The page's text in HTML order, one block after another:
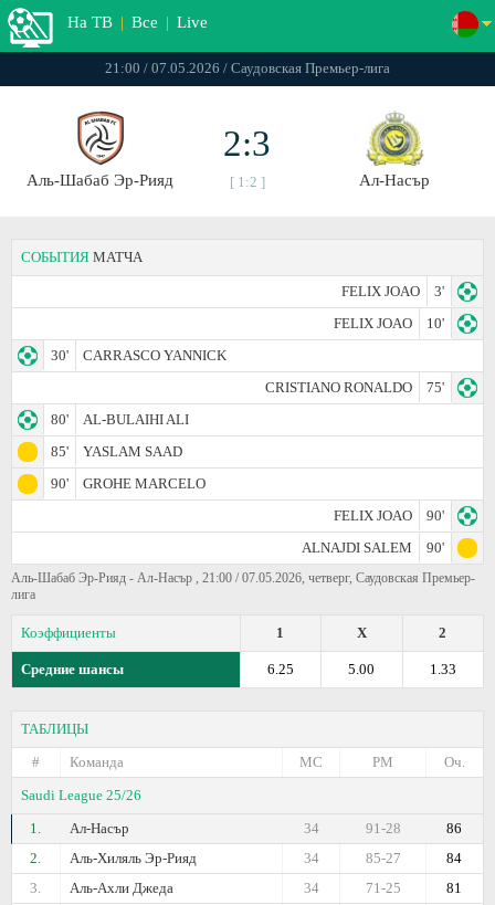
На ТВ | Все | Live
21:00 / 07.05.2026 / Саудовская Премьер-лига
Аль-Шабаб Эр-Рияд
2:3
[ 1:2 ] Ал-Насър
СОБЫТИЯ МАТЧА
FELIX JOAO
3'
FELIX JOAO
10'
30'
CARRASCO YANNICK
CRISTIANO RONALDO
75'
80'
AL-BULAIHI ALI
85'
YASLAM SAAD
90'
GROHE MARCELO
FELIX JOAO
90'
ALNAJDI SALEM
90'
Аль-Шабаб Эр-Рияд - Ал-Насър , 21:00 / 07.05.2026, четверг, Саудовская Премьер-
лига
Коэффициенты 2
X
1
Средние шансы 1.33
5.00
6.25
ТАБЛИЦЫ
#
Команда Оч.
РМ
МС
Saudi League 25/26
1.
Ал-Насър 86
91-28
34
2.
Аль-Хиляль Эр-Рияд 84
85-27
34
3.
Аль-Ахли Джеда 81
71-25
34